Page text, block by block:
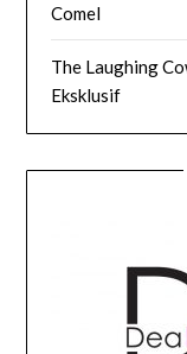
Comel
The Laughing
Eksklusif